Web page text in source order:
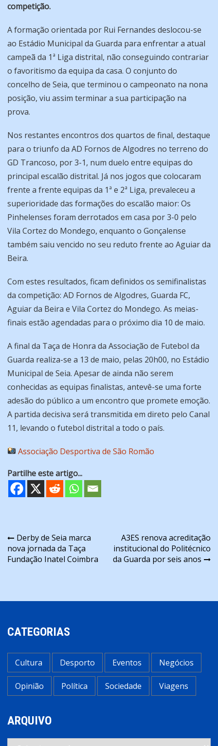
competição.
A formação orientada por Rui Fernandes deslocou-se
ao Estádio Municipal da Guarda para enfrentar a atual
campeã da 1ª Liga distrital, não conseguindo contrariar
o favoritismo da equipa da casa. O conjunto do
concelho de Seia, que terminou o campeonato na nona
posição, viu assim terminar a sua participação na
prova.
Nos restantes encontros dos quartos de final, destaque
para o triunfo da AD Fornos de Algodres no terreno do
GD Trancoso, por 3-1, num duelo entre equipas do
principal escalão distrital. Já nos jogos que colocaram
frente a frente equipas da 1ª e 2ª Liga, prevaleceu a
superioridade das formações do escalão maior: Os
Pinhelenses foram derrotados em casa por 3-0 pelo
Vila Cortez do Mondego, enquanto o Gonçalense
também saiu vencido no seu reduto frente ao Aguiar da
Beira.
Com estes resultados, ficam definidos os semifinalistas
da competição: AD Fornos de Algodres, Guarda FC,
Aguiar da Beira e Vila Cortez do Mondego. As meias-
finais estão agendadas para o próximo dia 10 de maio.
A final da Taça de Honra da Associação de Futebol da
Guarda realiza-se a 13 de maio, pelas 20h00, no Estádio
Municipal de Seia. Apesar de ainda não serem
conhecidas as equipas finalistas, antevê-se uma forte
adesão do público a um encontro que promete emoção.
A partida decisiva será transmitida em direto pelo Canal
11, levando o futebol distrital a todo o país.
Associação Desportiva de São Romão
Partilhe este artigo...
Navegação
de
Derby de Seia marca
nova jornada da Taça
Fundação Inatel Coimbra
A3ES renova acreditação
institucional do Politécnico
da Guarda por seis anos
CATEGORIAS
Cultura Desporto Eventos Negócios
Opinião Política Sociedade Viagens
ARQUIVO
Arquivo